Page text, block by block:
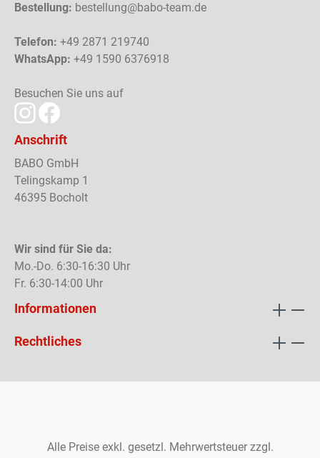
Bestellung: bestellung@babo-team.de
Telefon: +49 2871 219740
WhatsApp: +49 1590 6376918
Besuchen Sie uns auf
Anschrift
BABO GmbH
Telingskamp 1
46395 Bocholt
Wir sind für Sie da:
Mo.-Do. 6:30-16:30 Uhr
Fr. 6:30-14:00 Uhr
Informationen
Rechtliches
Alle Preise exkl. gesetzl. Mehrwertsteuer zzgl.